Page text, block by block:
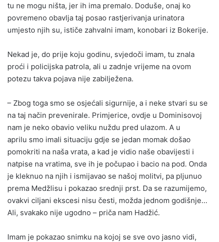
tu ne mogu ništa, jer ih ima premalo. Doduše, onaj ko
povremeno obavlja taj posao rastjerivanja urinatora
umjesto njih su, ističe zahvalni imam, konobari iz Bokerije.
Nekad je, do prije koju godinu, svjedoči imam, tu znala
proći i policijska patrola, ali u zadnje vrijeme na ovom
potezu takva pojava nije zabilježena.
– Zbog toga smo se osjećali sigurnije, a i neke stvari su se
na taj način prevenirale. Primjerice, ovdje u Dominisovoj
nam je neko obavio veliku nuždu pred ulazom. A u
aprilu smo imali situaciju gdje se jedan momak došao
pomokriti na naša vrata, a kad je vidio naše obavijesti i
natpise na vratima, sve ih je počupao i bacio na pod. Onda
je kleknuo na njih i ismijavao se našoj molitvi, pa pljunuo
prema Medžlisu i pokazao srednji prst. Da se razumijemo,
ovakvi ciljani ekscesi nisu česti, možda jednom godišnje…
Ali, svakako nije ugodno – priča nam Hadžić.
Imam je pokazao snimku na kojoj se sve ovo jasno vidi,